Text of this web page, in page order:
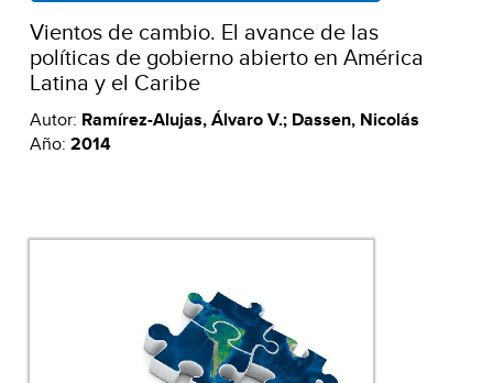
Vientos de cambio. El avance de las
políticas de gobierno abierto en América
Latina y el Caribe
Autor: Ramírez-Alujas, Álvaro V.; Dassen, Nicolás
Año: 2014